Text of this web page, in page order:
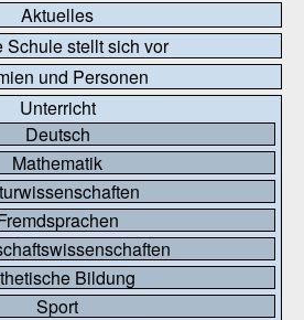
Aktuelles
Schule stellt sich vor
und Personen
Unterricht
Deutsch
Mathematik
Bildung
Sport